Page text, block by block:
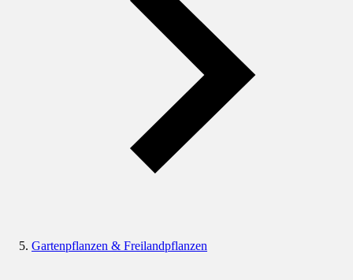
Gartenpflanzen & Freilandpflanzen